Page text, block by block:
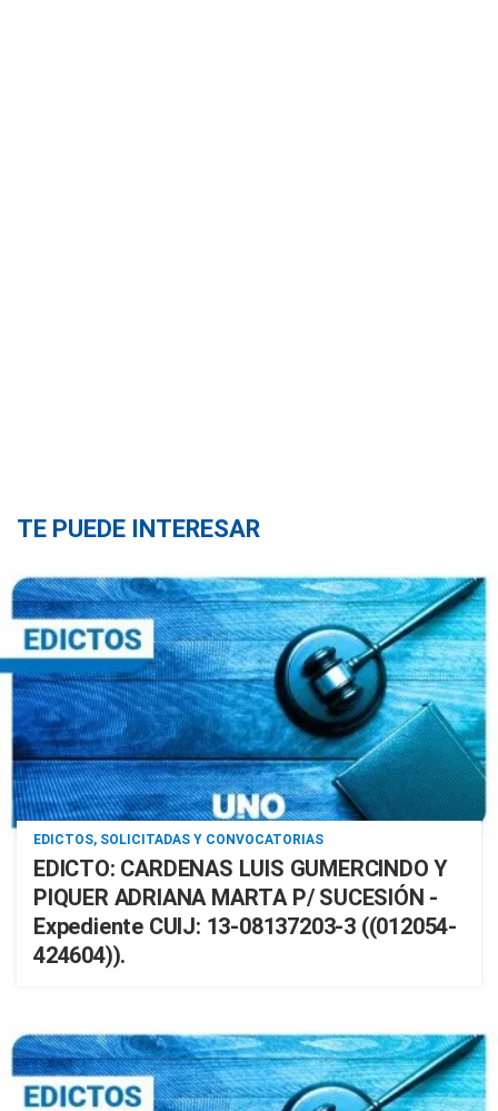
TE PUEDE INTERESAR
EDICTOS, SOLICITADAS Y CONVOCATORIAS
EDICTO: CARDENAS LUIS GUMERCINDO Y
PIQUER ADRIANA MARTA P/ SUCESIÓN -
Expediente CUIJ: 13-08137203-3 ((012054-
424604)).